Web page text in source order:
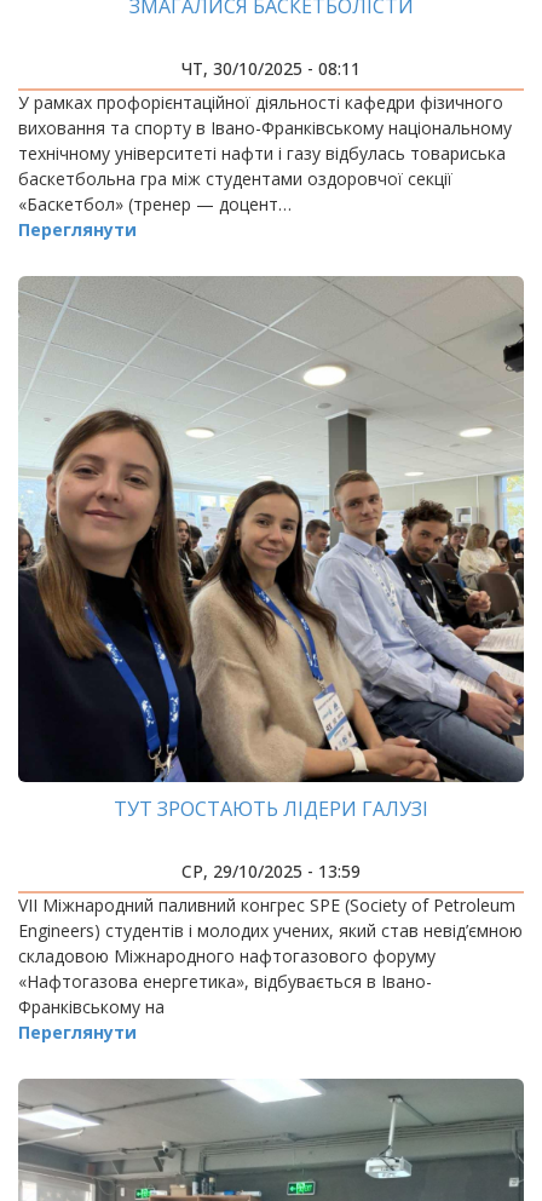
ЗМАГАЛИСЯ БАСКЕТБОЛІСТИ
ЧТ, 30/10/2025 - 08:11
У рамках профорієнтаційної діяльності кафедри фізичного
виховання та спорту в Івано-Франківському національному
технічному університеті нафти і газу відбулась товариська
баскетбольна гра між студентами оздоровчої секції
«Баскетбол» (тренер — доцент…
Переглянути
ТУТ ЗРОСТАЮТЬ ЛІДЕРИ ГАЛУЗІ
СР, 29/10/2025 - 13:59
VIІ Міжнародний паливний конгрес SPE (Society of Petroleum
Engineers) студентів і молодих учених, який став невід’ємною
складовою Міжнародного нафтогазового форуму
«Нафтогазова енергетика», відбувається в Івано-
Франківському на
Переглянути